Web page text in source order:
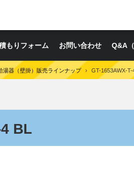
もりフォーム お問い合わせ Q&A
湯器（壁掛）販売ラインナップ › GT-1653AWX-T-
BL